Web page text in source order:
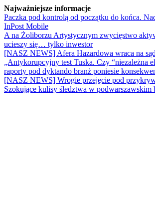
Najważniejsze informacje
Paczka pod kontrolą od początku do końca.
InPost Mobile
A na Żoliborzu Artystycznym zwycięstwo
ucieszy się… tylko inwestor
[NASZ NEWS] Afera Hazardowa wraca na
„Antykorupcyjny test Tuska. Czy “niezależna
raporty pod dyktando branż poniesie
[NASZ NEWS] Wrogie przejęcie pod
Szokujące kulisy śledztwa w podwarszawskim